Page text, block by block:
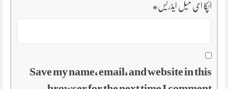
آپکا ای میل ایڈریس*
Save my name, email, and website in this